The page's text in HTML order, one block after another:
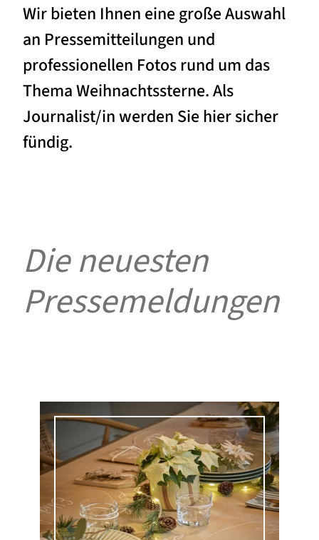
Wir bieten Ihnen eine große Auswahl
an Pressemitteilungen und
professionellen Fotos rund um das
Thema Weihnachtssterne. Als
Journalist/in werden Sie hier sicher
fündig.
Die neuesten
Pressemeldungen